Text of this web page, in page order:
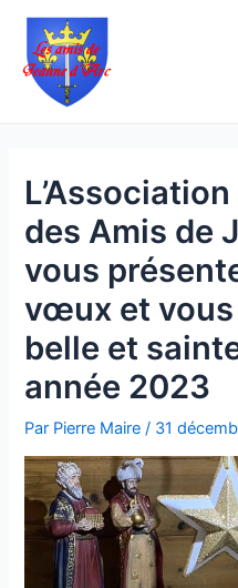
Aller
contenu
des Amis de
vous
vœux et
belle et
année 2023
Par Pierre Maire/ 31
Navigation
articles